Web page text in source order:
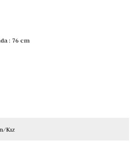
: 76 cm
Kız